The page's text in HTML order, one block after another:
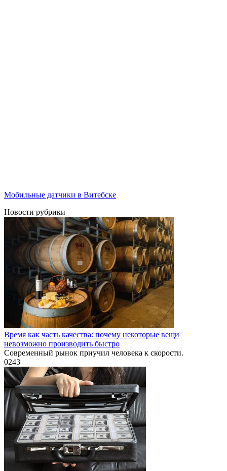
Мобильные датчики в Витебске
Новости рубрики
Время как часть качества: почему некоторые вещи
невозможно производить быстро
Современный рынок приучил человека к скорости.
0243